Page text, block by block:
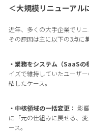
＜大規模リニューアル
近年、多くの大手企業でリ
その原因は主に以下の3点に
・業務をシステム（SaaSの
イズで維持していたユーザ
結したケース。
・中核領域の一括変更： 影
に「元の仕組みに戻せる、
ース。